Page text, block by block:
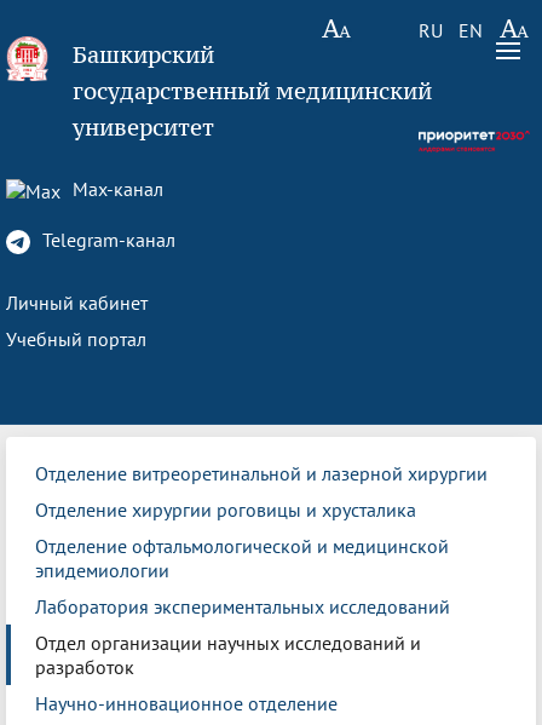
RU EN
Башкирский
государственный медицинский
университет
Max-канал
Telegram-канал
Личный кабинет
Учебный портал
Отделение витреоретинальной и лазерной хирургии
Отделение хирургии роговицы и хрусталика
Отделение офтальмологической и медицинской
эпидемиологии
Лаборатория экспериментальных исследований
Отдел организации научных исследований и
разработок
Научно-инновационное отделение